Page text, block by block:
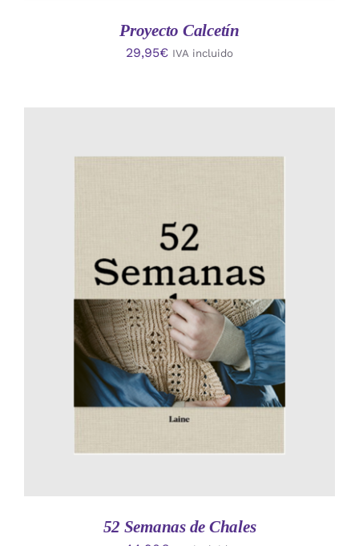
Proyecto Calcetín
29,95€ IVA incluido
AÑADIR AL CARRITO
/
DETALLES
52 Semanas de Chales